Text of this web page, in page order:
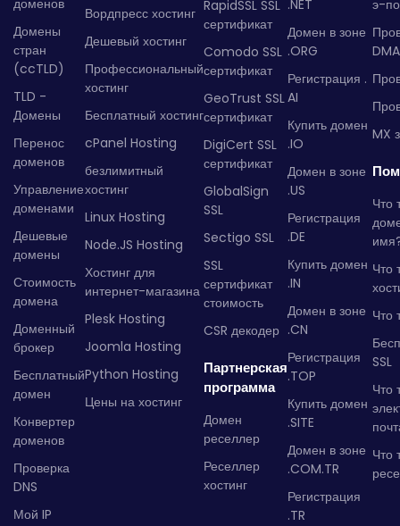
доменов
Домены
стран
(ccTLD)
TLD -
Домены
Перенос
доменов
Управление
доменами
Дешевые
домены
Стоимость
домена
Доменный
брокер
Бесплатный
домен
Конвертер
доменов
Проверка
DNS
Мой IP
Вордпресс хостинг
Дешевый хостинг
Профессиональный
хостинг
Бесплатный хостинг
cPanel Hosting
безлимитный
хостинг
Linux Hosting
Node.JS Hosting
Хостинг для
интернет-магазина
Plesk Hosting
Joomla Hosting
Python Hosting
Цены на хостинг
RapidSSL SSL
сертификат
Comodo SSL
сертификат
GeoTrust SSL
сертификат
DigiCert SSL
сертификат
GlobalSign
SSL
Sectigo SSL
SSL
сертификат
стоимость
CSR декодер
Партнерская
программа
Домен
реселлер
Реселлер
хостинг
.NET
Домен в зоне
.ORG
Регистрация .
AI
Купить домен
.IO
Домен в зоне
.US
Регистрация
.DE
Купить домен
.IN
Домен в зоне
.CN
Регистрация
.TOP
Купить домен
.SITE
Домен в зоне
.COM.TR
Регистрация
.TR
э-
MX
Что
Что
Что
SSL
Что
Что